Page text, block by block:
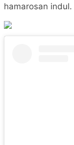
hamarosan indul.